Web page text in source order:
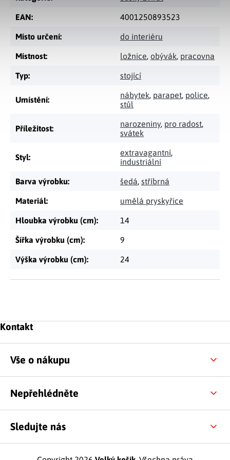
EAN: 4001250893523
Místo určení: do interiéru
Místnost: ložnice, obývák, pracovna
Typ: stojící
Umístění: nábytek, parapet, police,
stůl
Příležitost: narozeniny, pro radost,
svátek
Styl: extravagantní,
industriální
Barva výrobku: šedá, stříbrná
Materiál: umělá pryskyřice
Hloubka výrobku (cm): 14
Šířka výrobku (cm): 9
Výška výrobku (cm): 24
Zápatí
Kontakt
Vše o nákupu
Nepřehlédněte
Sledujte nás